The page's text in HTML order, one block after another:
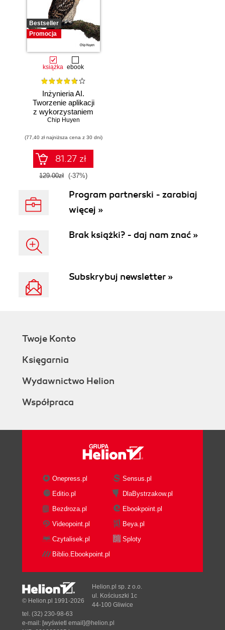
Bestseller
Promocja
książka ebook
Inżynieria AI.
Tworzenie aplikacji
z wykorzystaniem
modeli bazowych
Chip Huyen
(77,40 zł najniższa cena z 30 dni)
81.27 zł
129.00zł (-37%)
Program partnerski - zarabiaj
więcej »
Brak książki? - daj nam znać »
Subskrybuj newsletter »
Twoje Konto
Księgarnia
Wydawnictwo Helion
Współpraca
Onepress.pl
Sensus.pl
Editio.pl
DlaBystrzakow.pl
Bezdroza.pl
Ebookpoint.pl
Videopoint.pl
Beya.pl
Czytalisek.pl
Sploty
Biblio.Ebookpoint.pl
© Helion.pl 1991-2026
Helion.pl sp. z o.o.
ul. Kościuszki 1c
44-100 Gliwice
tel. (32) 230-98-63
e-mail: [wyświetl email]@helion.pl